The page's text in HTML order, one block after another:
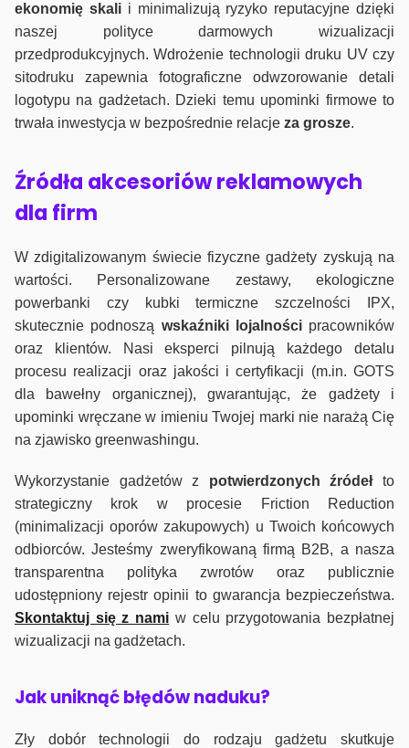
ekonomię skalii minimalizują ryzyko reputacyjne dzięki
naszej polityce darmowych wizualizacji
przedprodukcyjnych. Wdrożenie technologii druku UV czy
sitodruku zapewnia fotograficzne odwzorowanie detali
logotypu na gadżetach. Dzieki temu upominki firmowe to
trwała inwestycja w bezpośrednie relacje za grosze.
Źródła akcesoriów reklamowych
dla firm
W zdigitalizowanym świecie fizyczne gadżety zyskują na
wartości. Personalizowane zestawy, ekologiczne
powerbanki czy kubki termiczne szczelności IPX,
skutecznie podnoszą wskaźniki lojalnościpracowników
oraz klientów. Nasi eksperci pilnują każdego detalu
procesu realizacji oraz jakości i certyfikacji (m.in. GOTS
dla bawełny organicznej), gwarantując, że gadżety i
upominki wręczane w imieniu Twojej marki nie narażą Cię
na zjawisko greenwashingu.
Wykorzystanie gadżetów z potwierdzonych źródełto
strategiczny krok w procesie Friction Reduction
(minimalizacji oporów zakupowych) u Twoich końcowych
odbiorców. Jesteśmy zweryfikowaną firmą B2B, a nasza
transparentna polityka zwrotów oraz publicznie
udostępniony rejestr opinii to gwarancja bezpieczeństwa.
Skontaktuj się z nami w celu przygotowania bezpłatnej
wizualizacji na gadżetach.
Jak uniknąć błędów naduku?
Zły dobór technologii do rodzaju gadżetu skutkuje